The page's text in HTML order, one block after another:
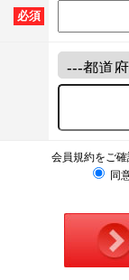
必須
会員規約をご確
同